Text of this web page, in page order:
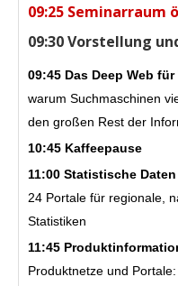
09:25 Seminarraum
09:30 Vorstellung
09:45 Das Deep Web
warum Suchmaschinen
den großen Rest der
10:45 Kaffeepause
11:00 Statistische Daten
24 Portale für regionale,
Statistiken
11:45
Produktnetze und